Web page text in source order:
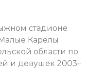
стадионе
Карелы
области по
и девушек 2003–